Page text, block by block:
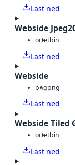
Last ned
Webside
octetbin
Last ned
Webside
pngpng
Last ned
Webside Tiled
octetbin
Last ned